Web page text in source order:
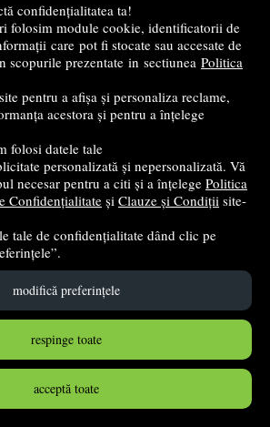
confidențialitatea ta!
folosim module cookie, identificatorii de
care pot fi stocate sau accesate de
scopurile prezentate in sectiunea Politica
pentru a afișa și personaliza reclame,
acestora și pentru a înțelege
folosi datele tale
personalizată și nepersonalizată. Vă
necesar pentru a citi și a înțelege Politica
Confidențialitate și Clauze și Condiții site-
tale de confidențialitate dând clic pe
modifică preferințele
respinge toate
acceptă toate
6, Flashcards - Herbert Puchta,
Peter Lewis-Jones
University Press
98,85lei
stoc indisponibil